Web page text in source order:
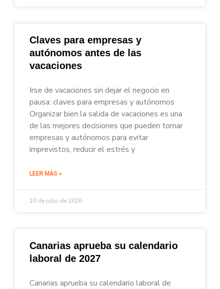
Claves para empresas y
autónomos antes de las
vacaciones
Irse de vacaciones sin dejar el negocio en
pausa: claves para empresas y autónomos
Organizar bien la salida de vacaciones es una
de las mejores decisiones que pueden tomar
empresas y autónomos para evitar
imprevistos, reducir el estrés y
LEER MÁS »
10 de julio de 2026
Canarias aprueba su calendario
laboral de 2027
Canarias aprueba su calendario laboral de